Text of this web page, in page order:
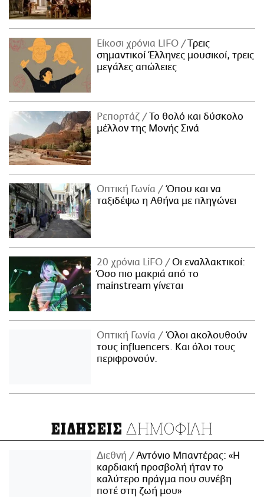
Είκοσι χρόνια LIFO
Tρεις
σημαντικοί Έλληνες μουσικοί, τρεις
μεγάλες απώλειες
Ρεπορτάζ
Το θολό και δύσκολο
μέλλον της Μονής Σινά
Οπτική Γωνία
Όπου και να
ταξιδέψω η Αθήνα με πληγώνει
20 χρόνια LiFO
Οι εναλλακτικοί:
Όσο πιο μακριά από το
mainstream γίνεται
Οπτική Γωνία
Όλοι ακολουθούν
τους influencers. Και όλοι τους
περιφρονούν.
ΕΙΔΗΣΕΙΣ ΔΗΜΟΦΙΛΗ
Διεθνή
Αντόνιο Μπαντέρας: «Η
καρδιακή προσβολή ήταν το
καλύτερο πράγμα που συνέβη
ποτέ στη ζωή μου»